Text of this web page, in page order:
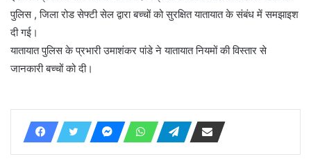
पुलिस , जिला रोड सेफ्टी सेल द्वारा बच्चों को सुरक्षित यातायात के संबंध में समझाइश
दी गई।
यातायात पुलिस के प्रभारी उमाशंकर पांडे ने यातायात नियमों की विस्तार से
जानकारी बच्चों को दी।